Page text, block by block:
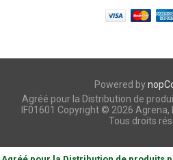
Powered by
Agréé pour la Distribution de
IF01601 Copyright © 2026
Tous droits